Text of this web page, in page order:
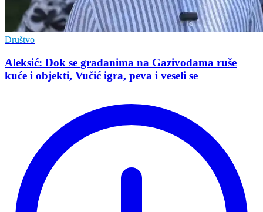
Društvo
Aleksić: Dok se građanima na Gazivodama ruše
kuće i objekti, Vučić igra, peva i veseli se